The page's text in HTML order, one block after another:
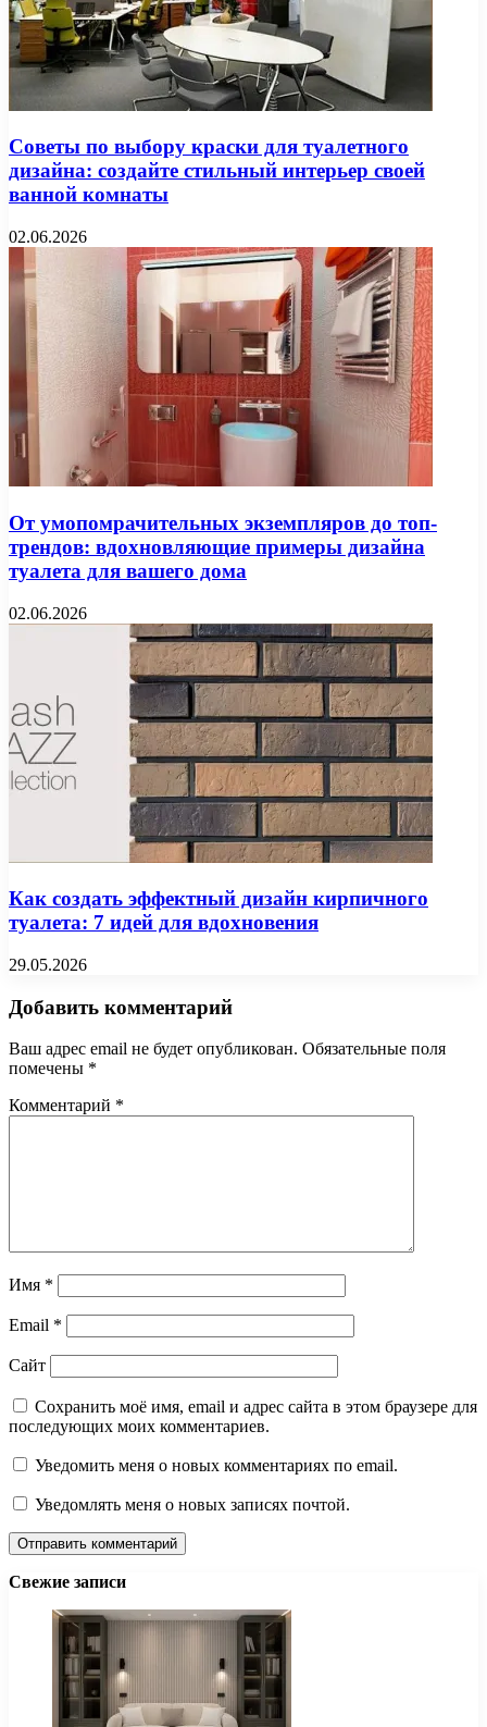
Советы по выбору краски для туалетного
дизайна: создайте стильный интерьер своей
ванной комнаты
02.06.2026
От умопомрачительных экземпляров до топ-
трендов: вдохновляющие примеры дизайна
туалета для вашего дома
02.06.2026
Как создать эффектный дизайн кирпичного
туалета: 7 идей для вдохновения
29.05.2026
Добавить комментарий
Ваш адрес email не будет опубликован. Обязательные поля
помечены *
Комментарий *
Имя *
Email *
Сайт
Сохранить моё имя, email и адрес сайта в этом браузере для
последующих моих комментариев.
Уведомить меня о новых комментариях по email.
Уведомлять меня о новых записях почтой.
Свежие записи